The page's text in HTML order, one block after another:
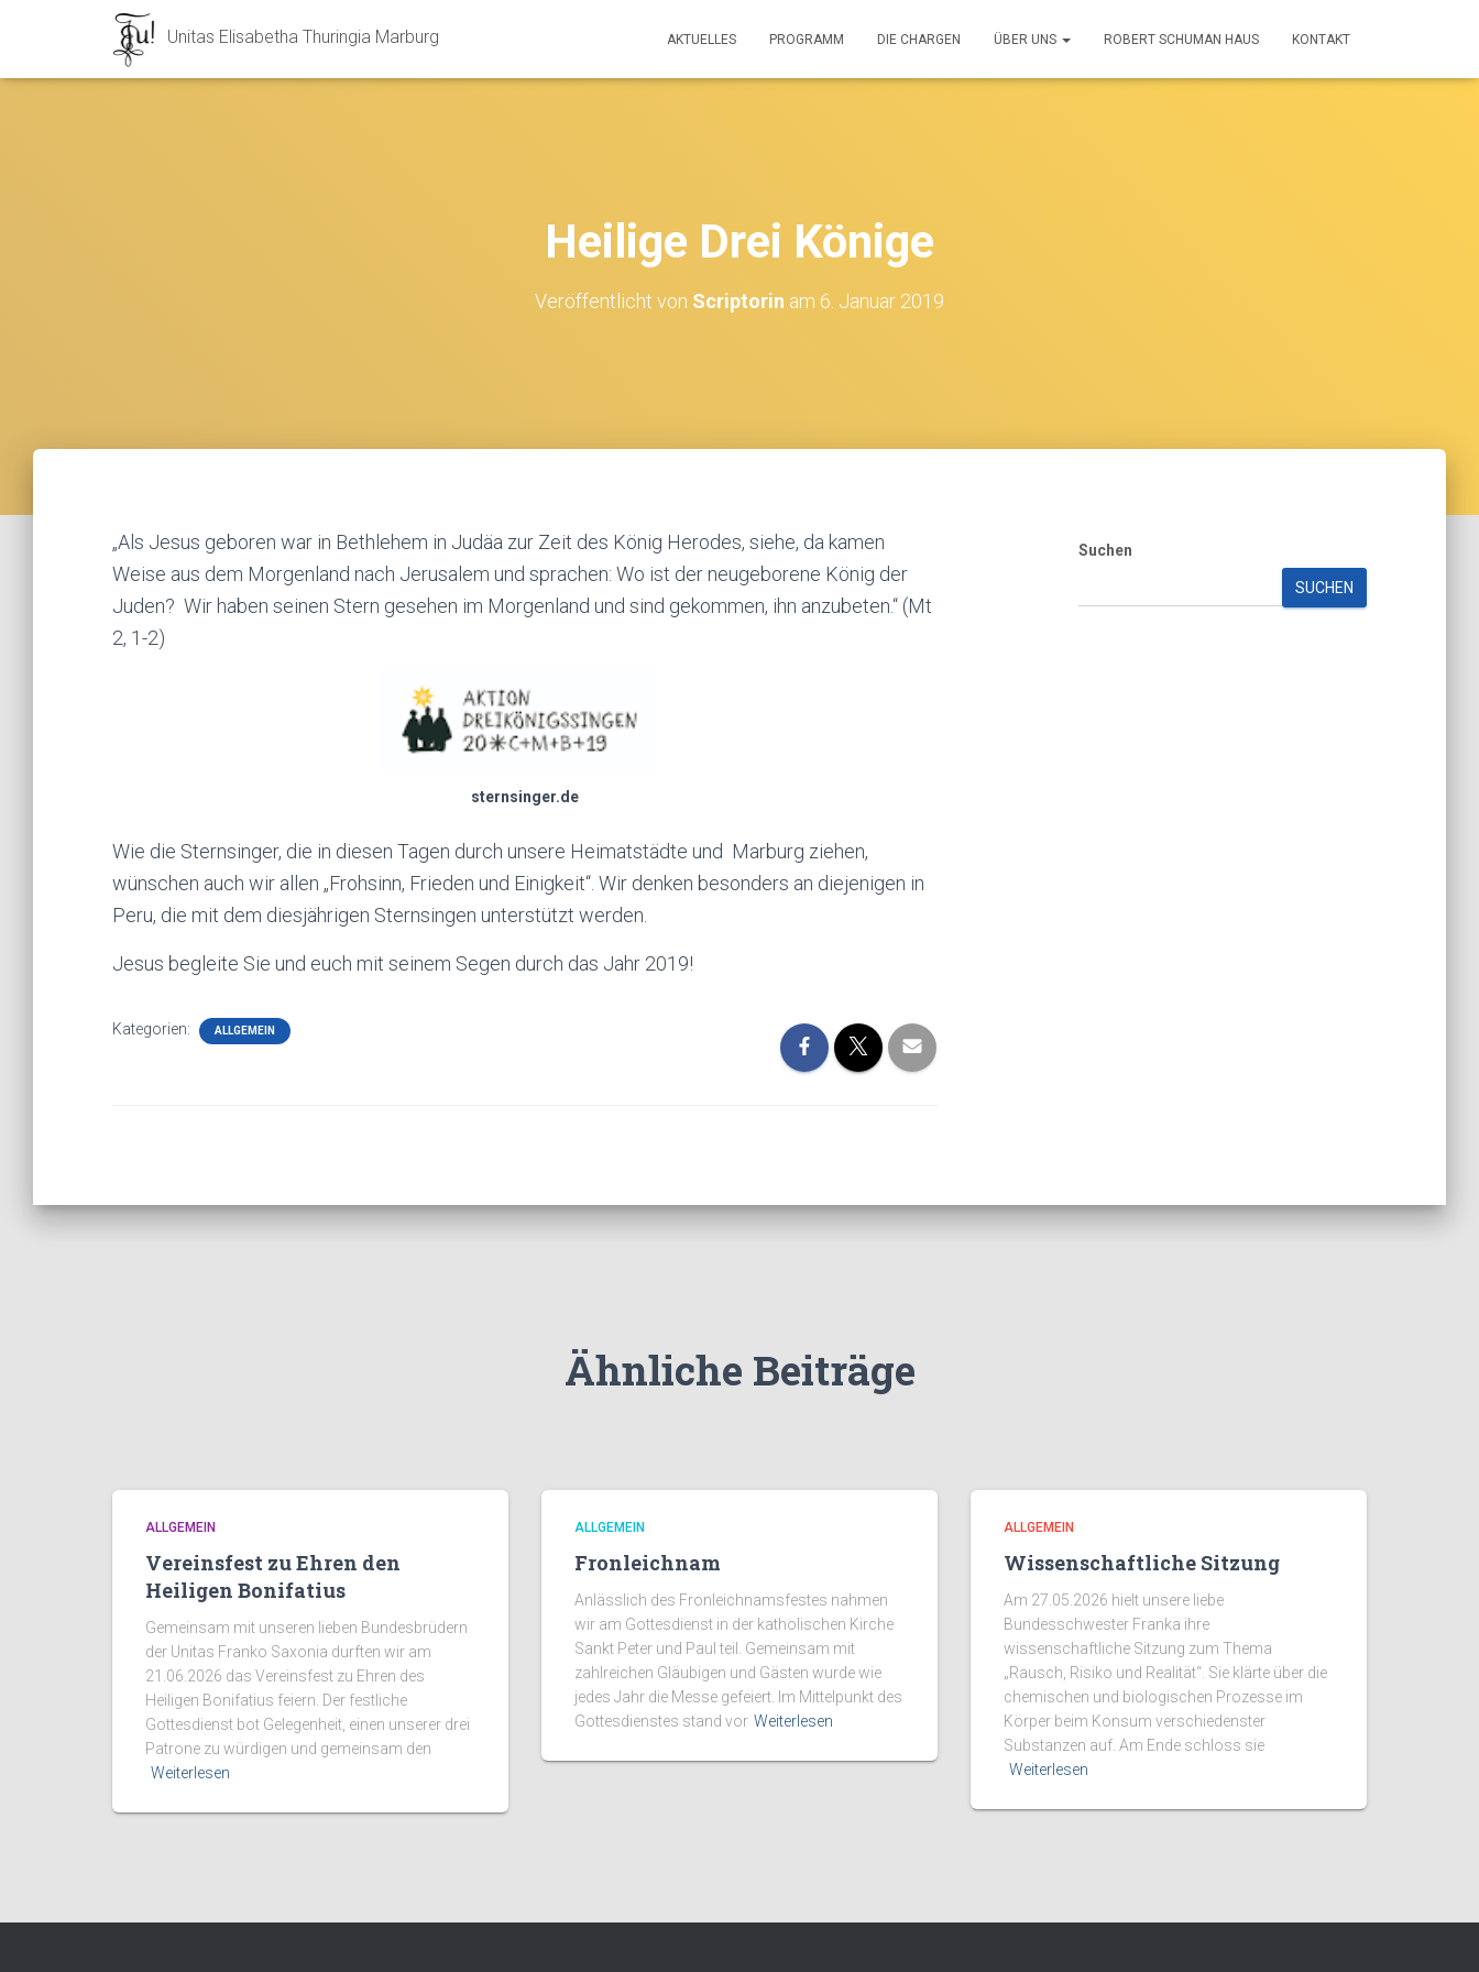
Unitas Elisabetha Thuringia Marburg AKTUELLES PROGRAMM DIE CHARGEN ÜBER UNS ROBERT SCHUMAN HAUS KONTAKT
Heilige Drei Könige
Veröffentlicht von Scriptorin am 6. Januar 2019
„Als Jesus geboren war in Bethlehem in Judäa zur Zeit des König Herodes, siehe, da kamen
Weise aus dem Morgenland nach Jerusalem und sprachen: Wo ist der neugeborene König der
Juden? Wir haben seinen Stern gesehen im Morgenland und sind gekommen, ihn anzubeten.“ (Mt
2, 1-2)
sternsinger.de
Wie die Sternsinger, die in diesen Tagen durch unsere Heimatstädte und Marburg ziehen,
wünschen auch wir allen „Frohsinn, Frieden und Einigkeit“. Wir denken besonders an diejenigen in
Peru, die mit dem diesjährigen Sternsingen unterstützt werden.
Jesus begleite Sie und euch mit seinem Segen durch das Jahr 2019!
Kategorien: ALLGEMEIN
Suchen
SUCHEN
Ähnliche Beiträge
ALLGEMEIN
Vereinsfest zu Ehren den
Heiligen Bonifatius
Gemeinsam mit unseren lieben Bundesbrüdern
der Unitas Franko Saxonia durften wir am
21.06.2026 das Vereinsfest zu Ehren des
Heiligen Bonifatius feiern. Der festliche
Gottesdienst bot Gelegenheit, einen unserer drei
Patrone zu würdigen und gemeinsam den
Weiterlesen
ALLGEMEIN
Fronleichnam
Anlässlich des Fronleichnamsfestes nahmen
wir am Gottesdienst in der katholischen Kirche
Sankt Peter und Paul teil. Gemeinsam mit
zahlreichen Gläubigen und Gästen wurde wie
jedes Jahr die Messe gefeiert. Im Mittelpunkt des
Gottesdienstes stand vor Weiterlesen
ALLGEMEIN
Wissenschaftliche Sitzung
Am 27.05.2026 hielt unsere liebe
Bundesschwester Franka ihre
wissenschaftliche Sitzung zum Thema
„Rausch, Risiko und Realität“. Sie klärte über die
chemischen und biologischen Prozesse im
Körper beim Konsum verschiedenster
Substanzen auf. Am Ende schloss sie
Weiterlesen